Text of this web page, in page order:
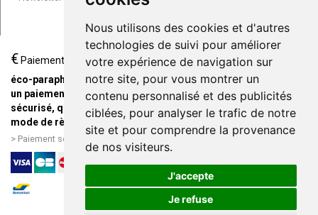
Nous utilisons des cookies et d'autres
technologies de suivi pour améliorer
votre expérience de navigation sur
notre site, pour vous montrer un
contenu personnalisé et des publicités
ciblées, pour analyser le trafic de notre
site et pour comprendre la provenance
de nos visiteurs.
J'accepte
Je refuse
ligne
€ Paiement
éco-parapharmacie.fr offre
un paiement entièrement
sécurisé, quel que soit le
mode de règlement
Paiement sécurisé et simple
Livraison / Point retrait
Commandez en ligne et
recevez votre commande
rapidement chez vous ou en
point retrait
Livraison chez vous ou en